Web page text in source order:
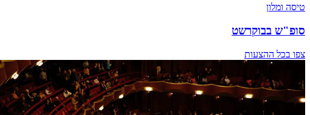
טיסה ומלון
סופ"ש בבוקרשט
צפו בכל ההצעות